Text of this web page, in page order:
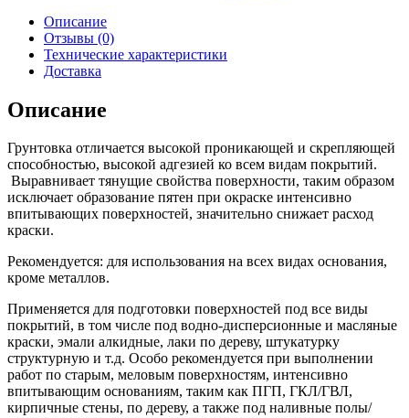
Описание
Отзывы (0)
Технические характеристики
Доставка
Описание
Грунтовка отличается высокой проникающей и скрепляющей
способностью, высокой адгезией ко всем видам покрытий.
Выравнивает тянущие свойства поверхности, таким образом
исключает образование пятен при окраске интенсивно
впитывающих поверхностей, значительно снижает расход
краски.
Рекомендуется: для использования на всех видах основания,
кроме металлов.
Применяется для подготовки поверхностей под все виды
покрытий, в том числе под водно-дисперсионные и масляные
краски, эмали алкидные, лаки по дереву, штукатурку
структурную и т.д. Особо рекомендуется при выполнении
работ по старым, меловым поверхностям, интенсивно
впитывающим основаниям, таким как ПГП, ГКЛ/ГВЛ,
кирпичные стены, по дереву, а также под наливные полы/